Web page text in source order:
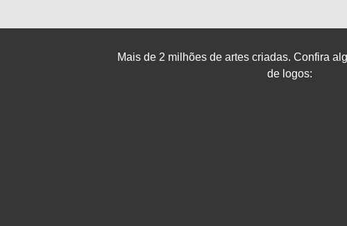
Mais de 2 milhões de artes criadas. Confira
de logos: